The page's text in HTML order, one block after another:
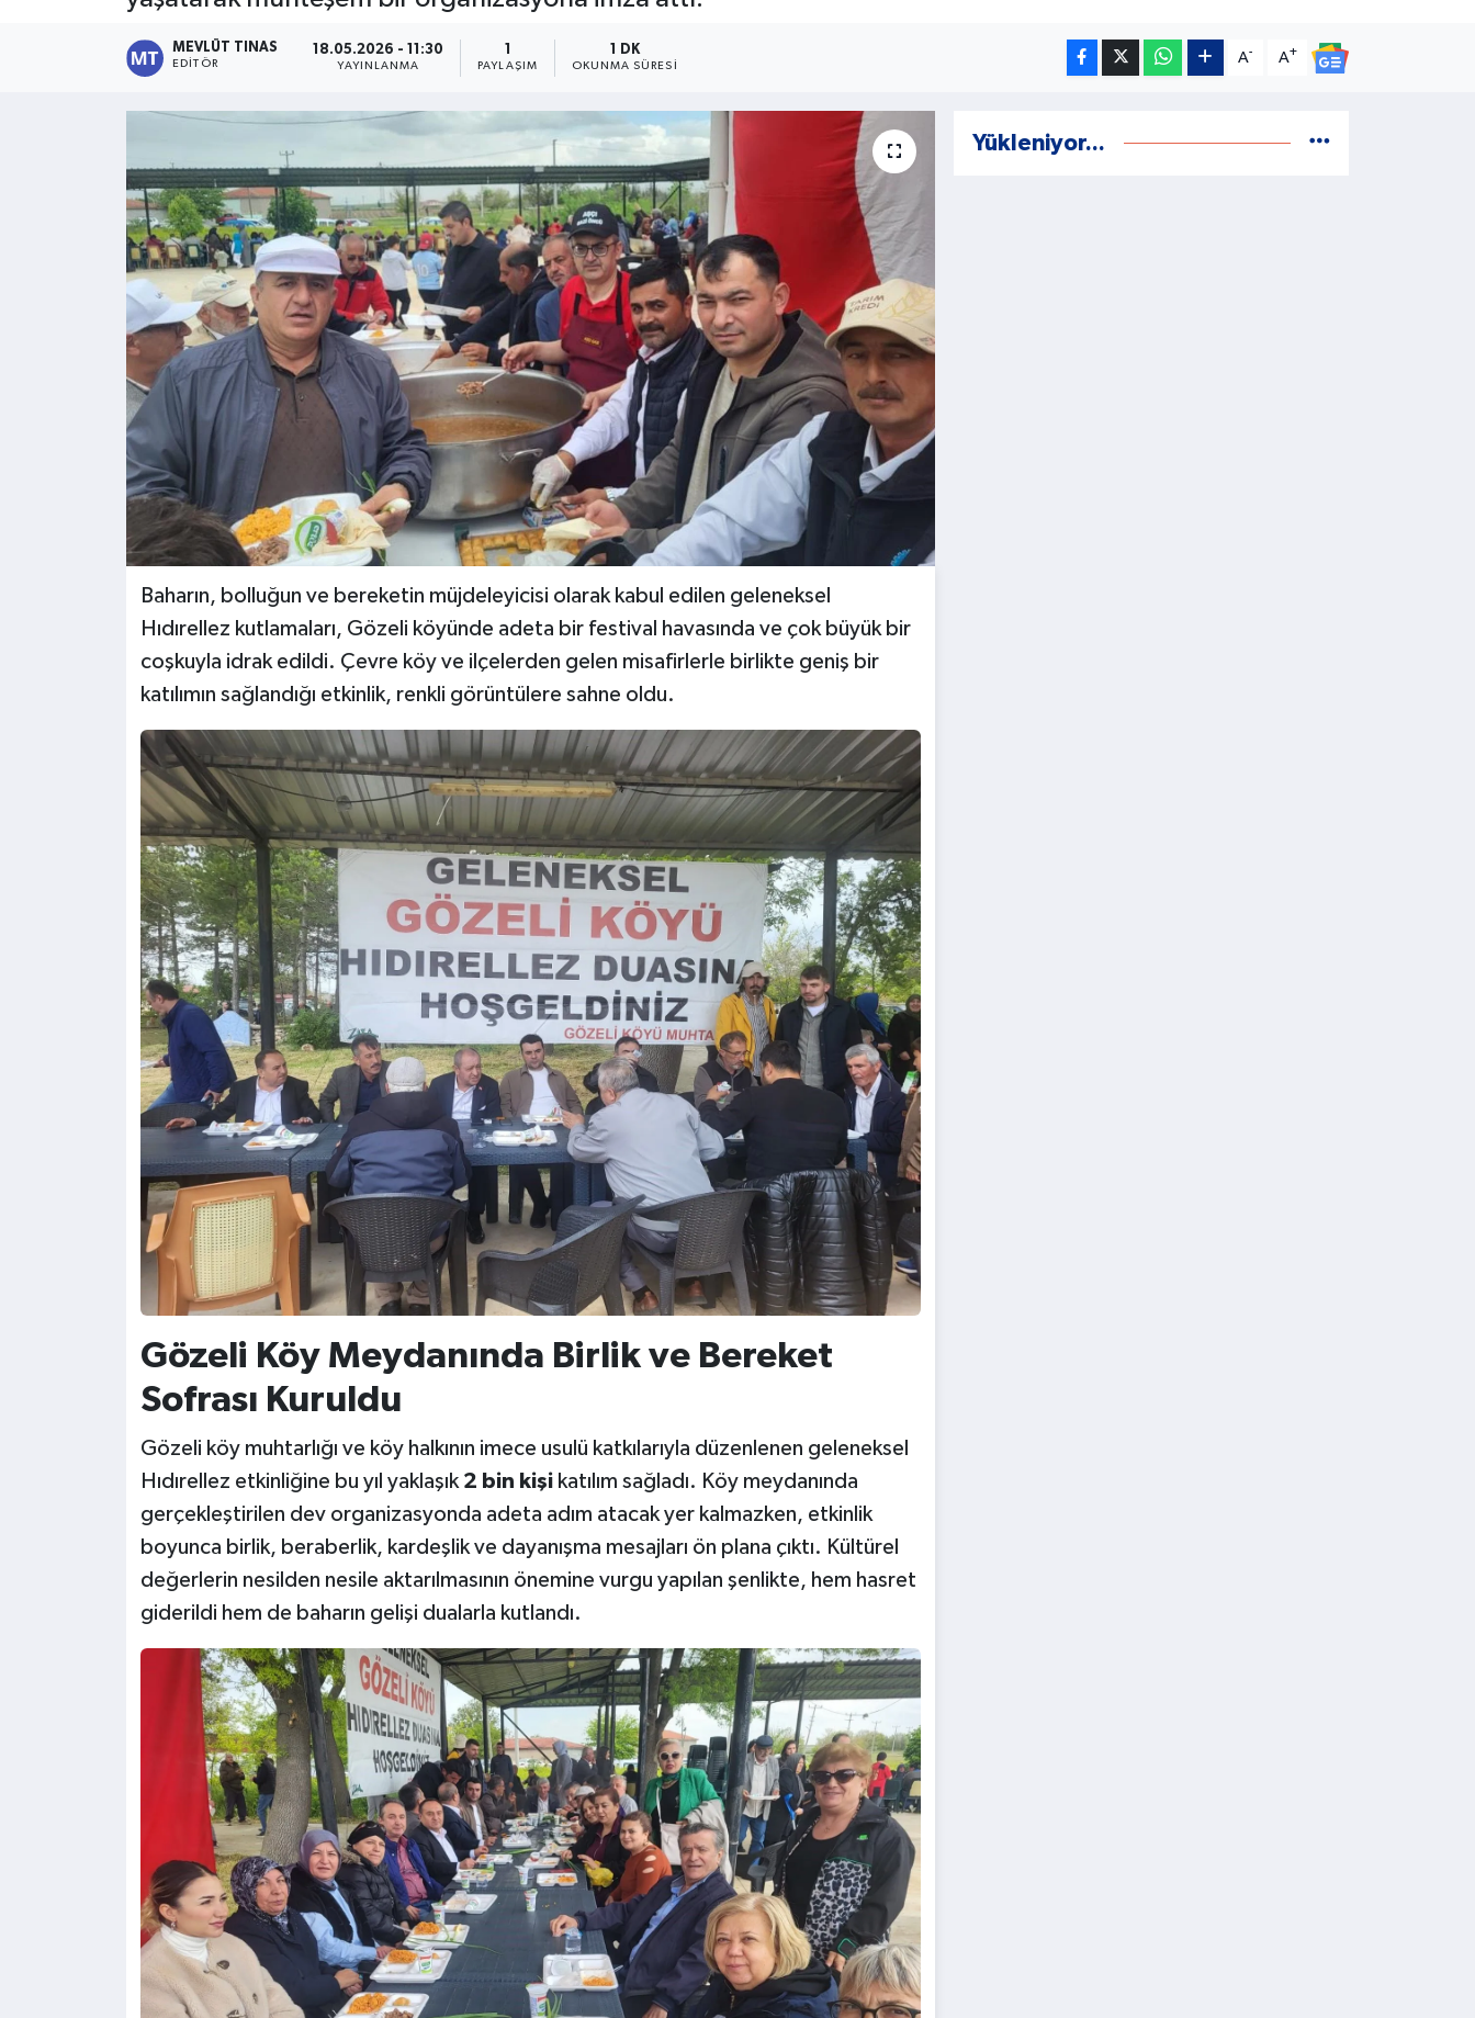
MEVLÜT TINAS
EDITÖR
18.05.2026 - 11:30
YAYINLANMA PAYLAŞIM
1 DK
OKUNMA SÜRESI
A- A+
Baharın, bolluğun ve bereketin müjdeleyicisi olarak kabul edilen geleneksel
Hıdırellez kutlamaları, Gözeli köyünde adeta bir festival havasında ve çok büyük bir
coşkuyla idrak edildi. Çevre köy ve ilçelerden gelen misafirlerle birlikte geniş bir
katılımın sağlandığı etkinlik, renkli görüntülere sahne oldu.
Gözeli Köy Meydanında Birlik ve Bereket
Sofrası Kuruldu
Gözeli köy muhtarlığı ve köy halkının imece usulü katkılarıyla düzenlenen geleneksel
Hıdırellez etkinliğine bu yıl yaklaşık 2 bin kişikatılım sağladı. Köy meydanında
gerçekleştirilen dev organizasyonda adeta adım atacak yer kalmazken, etkinlik
boyunca birlik, beraberlik, kardeşlik ve dayanışma mesajları ön plana çıktı. Kültürel
değerlerin nesilden nesile aktarılmasının önemine vurgu yapılan şenlikte, hem hasret
giderildi hem de baharın gelişi dualarla kutlandı.
Yükleniyor...
Kültür - Sanat